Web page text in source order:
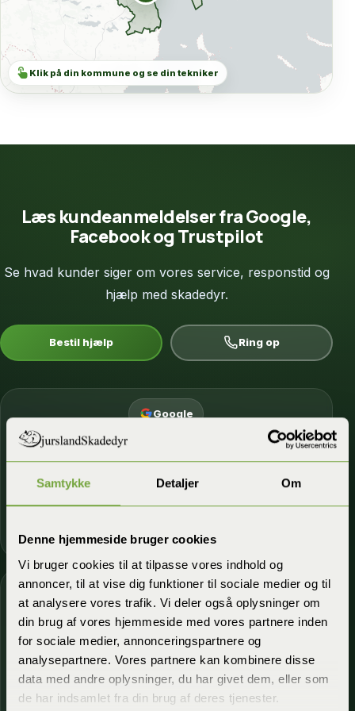
Samtykke Detaljer Om
Denne hjemmeside bruger cookies
Vi bruger cookies til at tilpasse vores indhold og
annoncer, til at vise dig funktioner til sociale medier og til
at analysere vores trafik. Vi deler også oplysninger om
din brug af vores hjemmeside med vores partnere inden
for sociale medier, annonceringspartnere og
analysepartnere. Vores partnere kan kombinere disse
data med andre oplysninger, du har givet dem, eller som
de har indsamlet fra din brug af deres tjenester.
touch_app Klik på din kommune og se din tekniker
Læs kundeanmeldelser fra Google,
Facebook og Trustpilot
Se hvad kunder siger om vores service, responstid og
hjælp med skadedyr.
Bestil hjælp Ring op
Google
★★★★★
Kunder fremhæver hurtig udrykning,
5,0 stjerner· 14 anmeldelser
Korte og tydelige anbefalinger med fokus
på service, dialog og tryghed.
Se anmeldelser